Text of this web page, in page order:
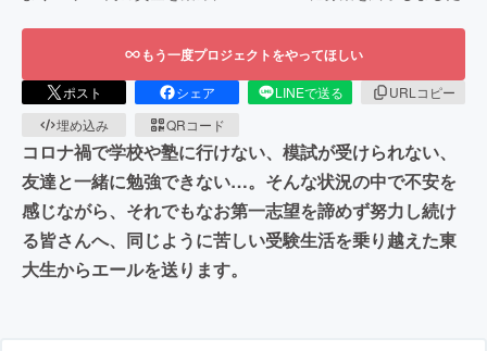
もう一度プロジェクトをやってほしい
ポスト シェア LINEで送る
URLコピー
埋め込み
QRコード
コロナ禍で学校や塾に行けない、模試が受けられない、
友達と一緒に勉強できない…。そんな状況の中で不安を
感じながら、それでもなお第一志望を諦めず努力し続け
る皆さんへ、同じように苦しい受験生活を乗り越えた東
大生からエールを送ります。